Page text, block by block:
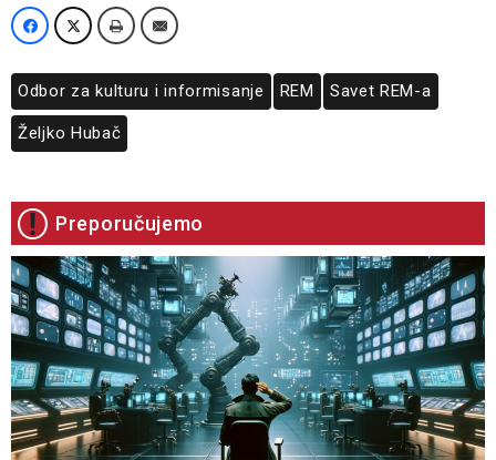
Odbor za kulturu i informisanje REM Savet REM-a
Željko Hubač
Preporučujemo